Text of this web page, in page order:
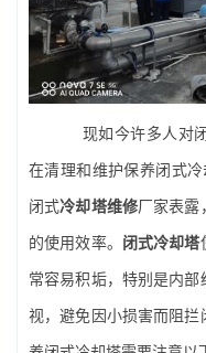
现如今许多人对
在清理和维护保养闭式冷
闭式冷却塔维修厂家表露
的使用效率。 闭式冷却塔
常容易积垢，特别是内
视，避免因小损害而阻